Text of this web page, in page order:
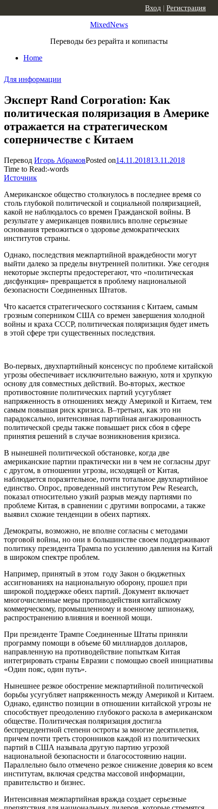
MixedNews
Переводы без рерайта и копипасты
Home
Вход | Регистрация
Для информации
Эксперт Rand Corporation: Как
политическая поляризация в Америке
отражается на стратегическом
соперничестве с Китаем
Перевод Игорь АбрамовPosted on14.11.201813.11.2018
Time to Read:-words
Источник
Американское общество столкнулось в последнее время со
столь глубокой политической и социальной поляризацией,
какой не наблюдалось со времен Гражданской войны. В
результате у американцев появились вполне серьезные
основания тревожиться о здоровье демократических
институтов страны.
Однако, последствия межпартийной враждебности могут
выйти далеко за пределы внутренней политики. Уже сегодня
некоторые эксперты предостерегают, что «политическая
дисфункция» превращается в проблему национальной
безопасности Соединенных Штатов.
Что касается стратегического состязания с Китаем, самым
грозным соперником США со времен завершения холодной
войны и краха СССР, политическая поляризация будет иметь
в этой сфере три существенных последствия.
Во-первых, двухпартийный консенсус по проблеме китайской
угрозы обеспечивает исключительно важную, хотя и хрупкую
основу для совместных действий. Во-вторых, жесткое
противостояние политических партий усугубляет
напряженность в отношениях между Америкой и Китаем, тем
самым повышая риск кризиса. В–третьих, как это ни
парадоксально, интенсивная партийная ангажированность
политической среды также повышает риск сбоя в сфере
принятия решений в случае возникновения кризиса.
В нынешней политической обстановке, когда две
американские партии практически ни в чем не согласны друг
с другом, в отношении угрозы, исходящей от Китая,
наблюдается поразительное, почти тотальное двухпартийное
единство. Опрос, проведенный институтом Pew Research,
показал относительно узкий разрыв между партиями по
проблеме Китая, в сравнении с другими вопросами, а также
выявил схожие тенденции в обеих партиях.
Демократы, возможно, не вполне согласны с методами
торговой войны, но они в большинстве своем поддерживают
политику президента Трампа по усилению давления на Китай
в широком спектре проблем.
Например, принятый в этом году Закон о бюджетных
ассигнованиях на национальную оборону, прошел при
широкой поддержке обеих партий. Документ включает
многочисленные меры противодействия китайскому
коммерческому, промышленному и военному шпионажу,
распространению влияния и военной мощи.
При президенте Трампе Соединенные Штаты приняли
программу помощи в объеме 60 миллиардов долларов,
направленную на противодействие попыткам Китая
интегрировать страны Евразии с помощью своей инициативы
«Один пояс, один путь».
Нынешнее резкое обострение межпартийной политической
борьбы усугубляет напряженность между Америкой и Китаем.
Однако, единство позиции в отношении китайской угрозы не
способствует преодолению глубокого раскола в американском
обществе. Политическая поляризация достигла
беспрецедентной степени остроты за многие десятилетия,
причем почти треть сторонников каждой из политических
партий в США называла другую партию угрозой
национальной безопасности и благосостоянию нации.
Параллельно было отмечено резкое снижение доверия ко всем
институтам, включая средства массовой информации,
правительство и бизнес.
Интенсивная межпартийная вражда создает серьезные